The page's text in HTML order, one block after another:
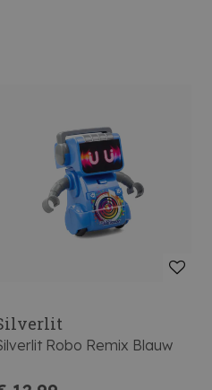
Robo Remix Blauw